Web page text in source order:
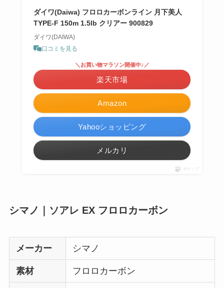
ダイワ(Daiwa) フロロカーボンライン 月下美人
TYPE-F 150m 1.5lb クリアー 900829
ダイワ(DAIWA)
口コミを見る
Amazon
＼お買い物マラソン開催中♪／
楽天市場
Yahooショッピング
メルカリ
ポチップ
シマノ｜ソアレ EX フロロカーボン
メーカー シマノ
素材 フロロカーボン